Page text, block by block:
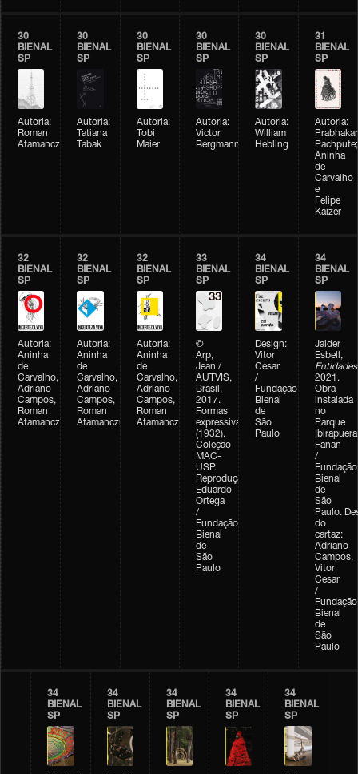
30
BIENAL
SP
Autoria:
Roman
Atamanczuk
30
BIENAL
SP
Autoria:
Tatiana
Tabak
30
BIENAL
SP
Autoria:
Tobi
Maier
30
BIENAL
SP
Autoria:
Victor
Bergmann
30
BIENAL
SP
Autoria:
William
Hebling
31
BIENAL
SP
Autoria:
Prabhakar
Pachpute;
Aninha
de
Carvalho
e
Felipe
Kaizer
32
BIENAL
SP
Autoria:
Aninha
de
Carvalho,
Adriano
Campos,
Roman
Atamanczuk
32
BIENAL
SP
Autoria:
Aninha
de
Carvalho,
Adriano
Campos,
Roman
Atamanczuk
32
BIENAL
SP
Autoria:
Aninha
de
Carvalho,
Adriano
Campos,
Roman
Atamanczuk
33
BIENAL
SP
©
Arp,
Jean /
AUTVIS,
Brasil,
2017.
Formas
expressivas
(1932).
Coleção
MAC-
USP.
Reprodução:
Eduardo
Ortega
/
Fundação
Bienal
de
São
Paulo
34
BIENAL
SP
Design:
Vitor
Cesar
/
Fundação
Bienal
de
São
Paulo
34
BIENAL
SP
Jaider
Esbell,
Entidades
2021.
Obra
instalada
no
Parque
Fanan
/
Fundação
Bienal
de
São
Paulo.
do
cartaz:
Adriano
Campos,
Vitor
Cesar
/
Fundação
Bienal
de
São
Paulo
34
BIENAL
SP
34
BIENAL
SP
34
BIENAL
SP
34
BIENAL
SP
34
BIENAL
SP